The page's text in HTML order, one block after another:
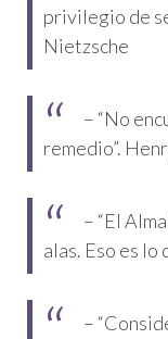
privilegio de
Nietzsche
– “No
remedio”.
– “El
alas. Eso es
–